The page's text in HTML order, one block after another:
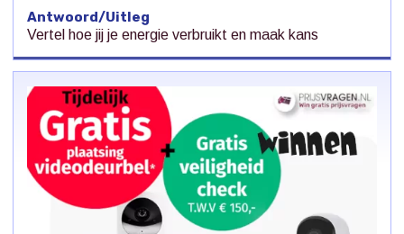
Antwoord/Uitleg
Vertel hoe jij je energie verbruikt en maak kans